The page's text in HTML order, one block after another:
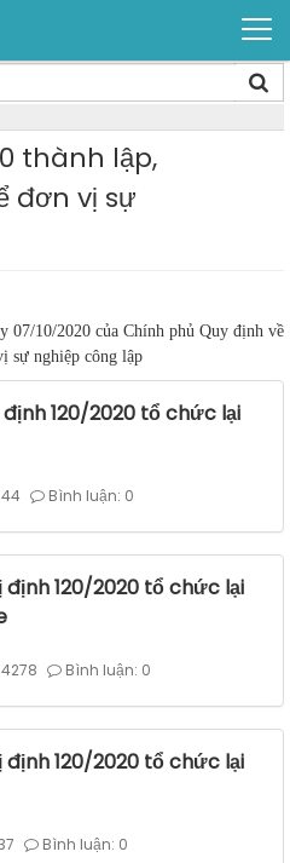
thành lập,
đơn vị sự
07/10/2020 của Chính phủ Quy định về
sự nghiệp công lập
120/2020 tổ chức lại
Bình luận: 0
120/2020 tổ chức lại
Bình luận: 0
120/2020 tổ chức lại
Bình luận: 0